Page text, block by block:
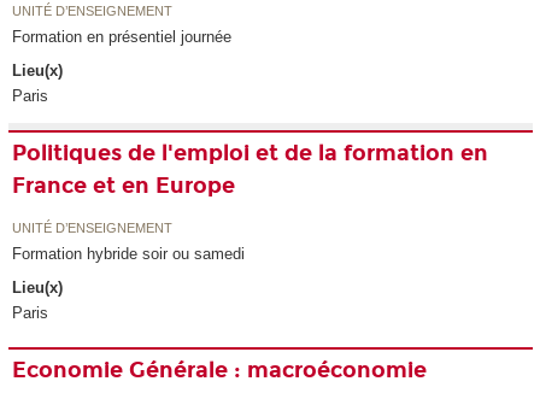
UNITÉ D’ENSEIGNEMENT
Formation en présentiel journée
Lieu(x)
Paris
Politiques de l'emploi et de la formation en
France et en Europe
UNITÉ D’ENSEIGNEMENT
Formation hybride soir ou samedi
Lieu(x)
Paris
Economie Générale : macroéconomie